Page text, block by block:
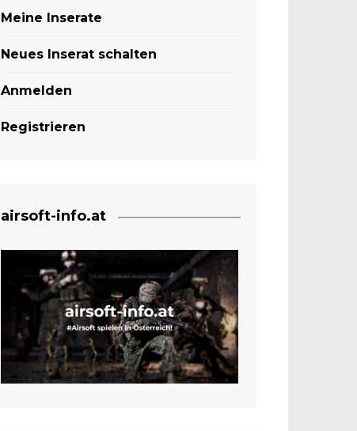
Meine Inserate
Neues Inserat schalten
Anmelden
Registrieren
airsoft-info.at